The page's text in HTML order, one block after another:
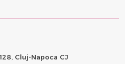
Cluj-Napoca CJ